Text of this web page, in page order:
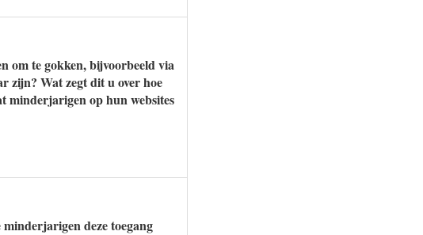
om te gokken, bijvoorbeeld via
zijn? Wat zegt dit u over hoe
minderjarigen op hun websites
deze toegang